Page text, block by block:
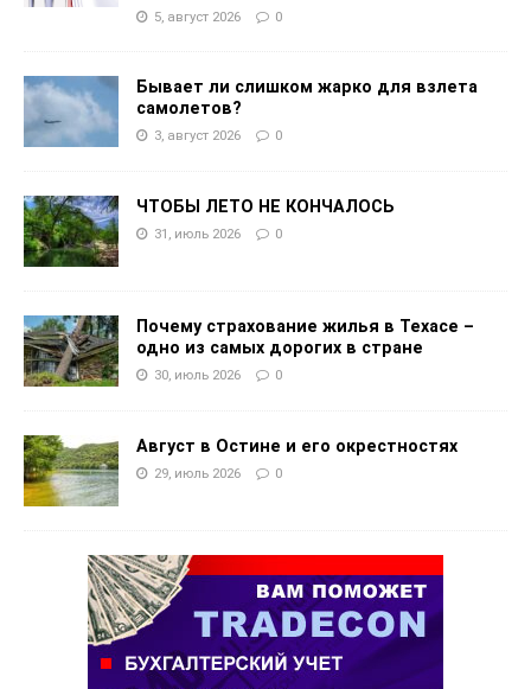
5, август 2026 0
Бывает ли слишком жарко для взлета
самолетов?
3, август 2026 0
ЧТОБЫ ЛЕТО НЕ КОНЧАЛОСЬ
31, июль 2026 0
Почему страхование жилья в Техасе –
одно из самых дорогих в стране
30, июль 2026 0
Август в Остине и его окрестностях
29, июль 2026 0